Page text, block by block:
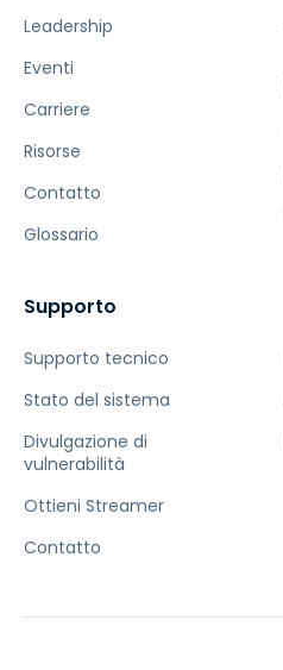
Leadership
Eventi
Carriere
Risorse
Contatto
Glossario
Supporto
Supporto tecnico
Stato del sistema
Divulgazione di
vulnerabilità
Ottieni Streamer
Contatto